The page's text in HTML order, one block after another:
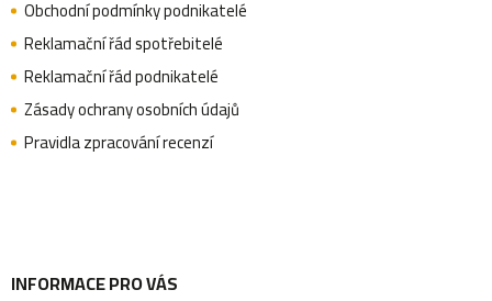
a
t
Obchodní podmínky podnikatelé
Reklamační řád spotřebitelé
Reklamační řád podnikatelé
Zásady ochrany osobních údajů
Pravidla zpracování recenzí
INFORMACE PRO VÁS